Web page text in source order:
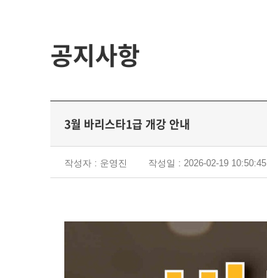
공지사항
3월 바리스타1급 개강 안내
작성자 : 운영진 작성일 : 2026-02-19 10:50:45